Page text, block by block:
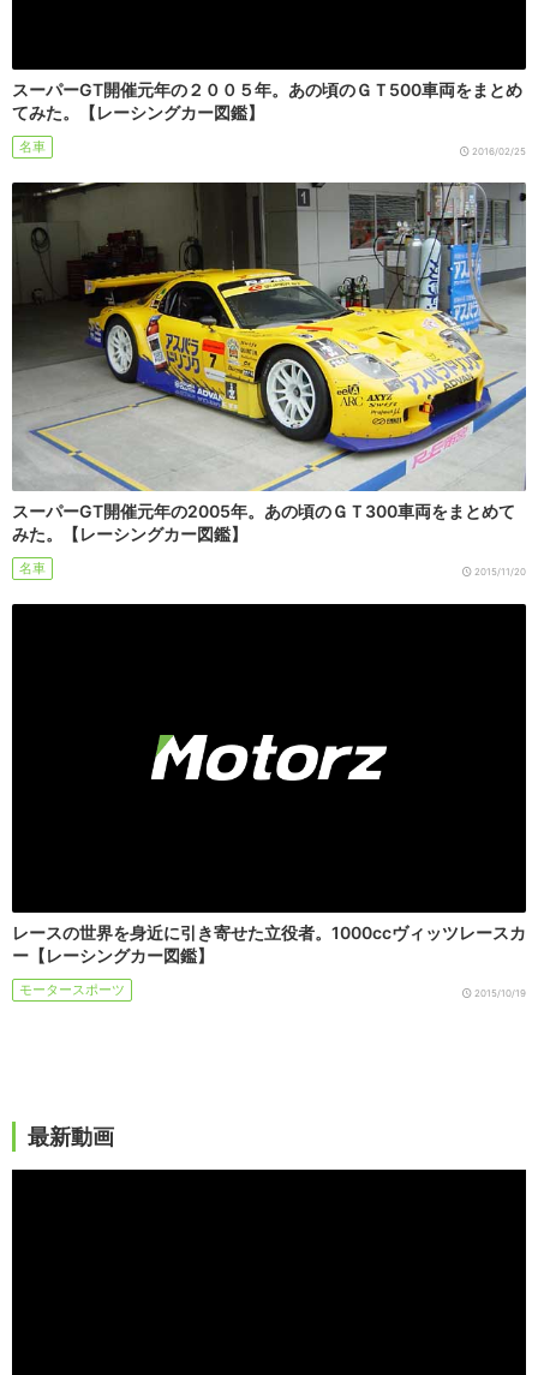
スーパーGT開催元年の２００５年。あの頃のＧＴ500車両をまとめ
てみた。【レーシングカー図鑑】
名車 2016/02/25
スーパーGT開催元年の2005年。あの頃のＧＴ300車両をまとめて
みた。【レーシングカー図鑑】
名車 2015/11/20
レースの世界を身近に引き寄せた立役者。1000ccヴィッツレースカ
ー【レーシングカー図鑑】
モータースポーツ 2015/10/19
最新動画